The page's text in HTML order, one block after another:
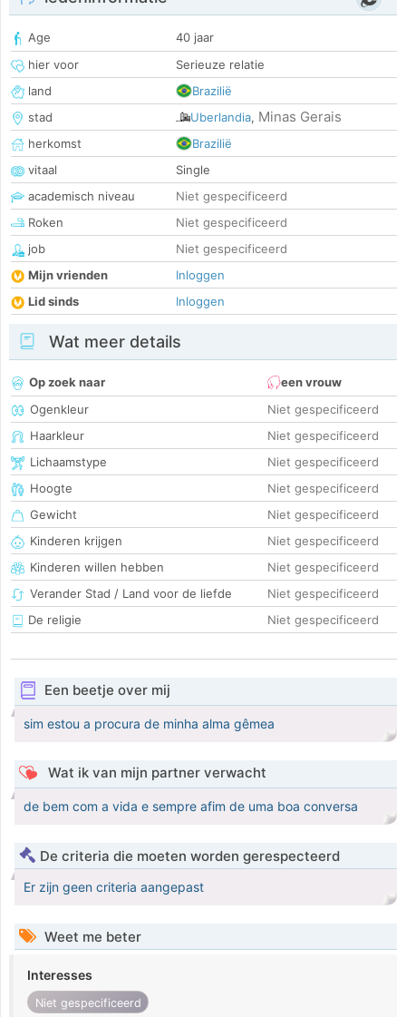
Age
40 jaar
hier voor
Serieuze relatie
land
Brazilië
stad
Uberlandia, Minas Gerais
herkomst
Brazilië
vitaal
Single
academisch niveau
Niet gespecificeerd
Roken
Niet gespecificeerd
job
Niet gespecificeerd
Mijn vrienden
Inloggen
Lid sinds
Inloggen
Wat meer details
Op zoek naar
een vrouw
Ogenkleur
Niet gespecificeerd
Haarkleur
Niet gespecificeerd
Lichaamstype
Niet gespecificeerd
Hoogte
Niet gespecificeerd
Gewicht
Niet gespecificeerd
Kinderen krijgen
Niet gespecificeerd
Kinderen willen hebben
Niet gespecificeerd
Verander Stad / Land voor de liefde
Niet gespecificeerd
De religie
Niet gespecificeerd
Een beetje over mij
sim estou a procura de minha alma gêmea
Wat ik van mijn partner verwacht
de bem com a vida e sempre afim de uma boa conversa
De criteria die moeten worden gerespecteerd
Er zijn geen criteria aangepast
Weet me beter
Interesses
Niet gespecificeerd